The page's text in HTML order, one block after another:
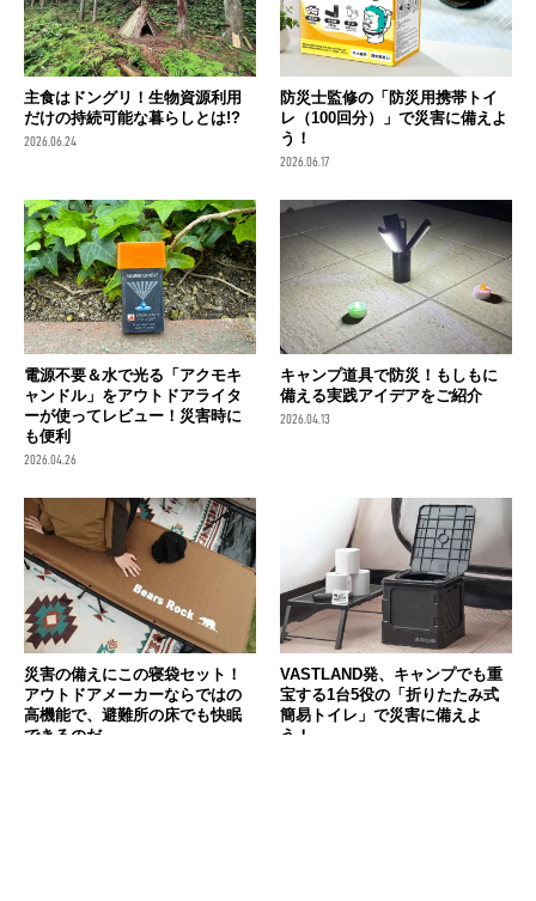
主食はドングリ！生物資源利用
だけの持続可能な暮らしとは!?
2026.06.24
防災士監修の「防災用携帯トイ
レ（100回分）」で災害に備えよ
う！
2026.06.17
電源不要＆水で光る「アクモキ
ャンドル」をアウトドアライタ
ーが使ってレビュー！災害時に
も便利
2026.04.26
キャンプ道具で防災！もしもに
備える実践アイデアをご紹介
2026.04.13
災害の備えにこの寝袋セット！
アウトドアメーカーならではの
高機能で、避難所の床でも快眠
できるのだ
VASTLAND発、キャンプでも重
宝する1台5役の「折りたたみ式
簡易トイレ」で災害に備えよ
う！